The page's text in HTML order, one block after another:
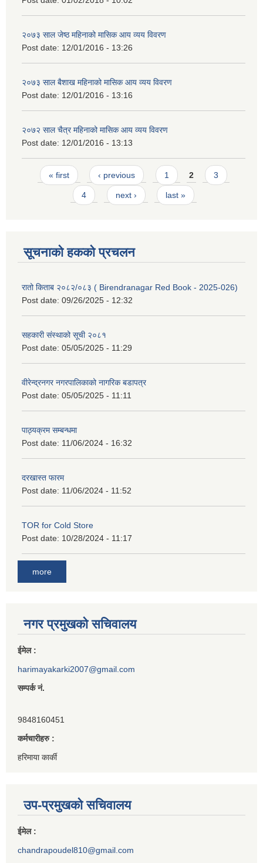
२०७३ साल जेष्ठ महिनाको मासिक आय व्यय विवरण
Post date: 12/01/2016 - 13:26
२०७३ साल बैशाख महिनाको मासिक आय व्यय विवरण
Post date: 12/01/2016 - 13:16
२०७२ साल चैत्र महिनाको मासिक आय व्यय विवरण
Post date: 12/01/2016 - 13:13
Pages
« first ‹ previous 1 2 3
4 next › last »
सूचनाको हकको प्रचलन
रातो किताब २०८२/०८३ ( Birendranagar Red Book - 2025-026)
Post date: 09/26/2025 - 12:32
सहकारी संस्थाको सूची २०८१
Post date: 05/05/2025 - 11:29
वीरेन्द्रनगर नगरपालिकाको नागरिक बडापत्र
Post date: 05/05/2025 - 11:11
पाठ्यक्रम सम्बन्धमा
Post date: 11/06/2024 - 16:32
दरखास्त फारम
Post date: 11/06/2024 - 11:52
TOR for Cold Store
Post date: 10/28/2024 - 11:17
more
नगर प्रमुखको सचिवालय
ईमेल :
harimayakarki2007@gmail.com
सम्पर्क नं.
9848160451
कर्मचारीहरु :
हरिमाया कार्की
उप-प्रमुखको सचिवालय
ईमेल :
chandrapoudel810@gmail.com